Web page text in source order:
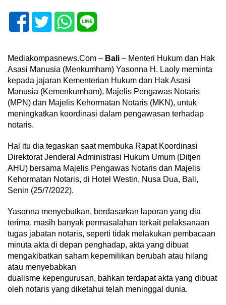
Mediakompasnews.Com – Bali – Menteri Hukum dan Hak
Asasi Manusia (Menkumham) Yasonna H. Laoly meminta
kepada jajaran Kementerian Hukum dan Hak Asasi
Manusia (Kemenkumham), Majelis Pengawas Notaris
(MPN) dan Majelis Kehormatan Notaris (MKN), untuk
meningkatkan koordinasi dalam pengawasan terhadap
notaris.
Hal itu dia tegaskan saat membuka Rapat Koordinasi
Direktorat Jenderal Administrasi Hukum Umum (Ditjen
AHU) bersama Majelis Pengawas Notaris dan Majelis
Kehormatan Notaris, di Hotel Westin, Nusa Dua, Bali,
Senin (25/7/2022).
Yasonna menyebutkan, berdasarkan laporan yang dia
terima, masih banyak permasalahan terkait pelaksanaan
tugas jabatan notaris, seperti tidak melakukan pembacaan
minuta akta di depan penghadap, akta yang dibuat
mengakibatkan saham kepemilikan berubah atau hilang
atau menyebabkan
dualisme kepengurusan, bahkan terdapat akta yang dibuat
oleh notaris yang diketahui telah meninggal dunia.